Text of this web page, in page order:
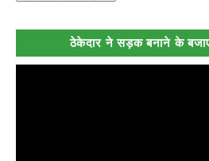
ठेकेदार ने सड़क बनाने के बजाए